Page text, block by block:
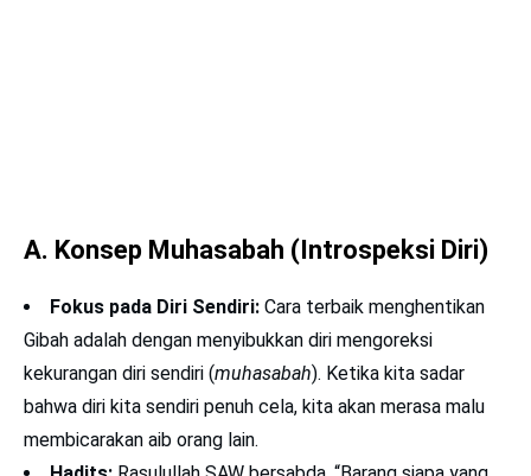
A. Konsep Muhasabah (Introspeksi Diri)
Fokus pada Diri Sendiri: Cara terbaik menghentikan
Gibah adalah dengan menyibukkan diri mengoreksi
kekurangan diri sendiri (muhasabah). Ketika kita sadar
bahwa diri kita sendiri penuh cela, kita akan merasa malu
membicarakan aib orang lain.